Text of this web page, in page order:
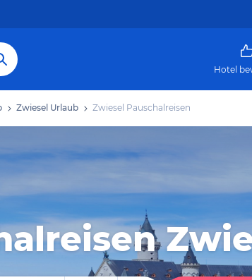
Hotel
Zwiesel Urlaub Zwiesel Pauschalreisen